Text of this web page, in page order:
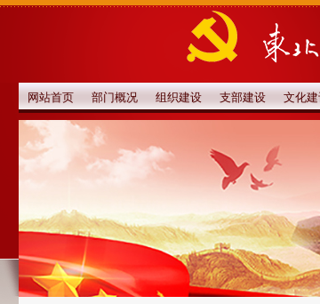
网站首页 部门概况 组织建设 支部建设 文化